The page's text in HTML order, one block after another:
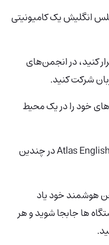
انگلیش یک کامیونیتی
کنید، در انجمن‌های
شرکت کنید.
های خود را در یک محیط
برای اطمینان از انعطاف پذیری و راحتی، Atlas English در چندین
هوشمند خود یاد
ها جابجا شوید و هر